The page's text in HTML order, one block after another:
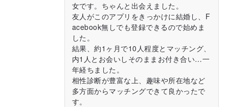
女です。ちゃんと出会えました。
友人がこのアプリをきっかけに結婚し、F
acebook無しでも登録できるので始めま
した。
結果、約1ヶ月で10人程度とマッチング、
内1人とお会いしそのままお付き合い…一
年経ちました。
相性診断が豊富な上、趣味や所在地など
多方面からマッチングできて良かったで
す。